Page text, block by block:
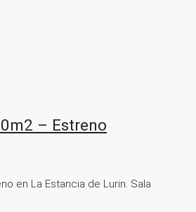
– Estreno
en La Estancia de Lurin. Sala